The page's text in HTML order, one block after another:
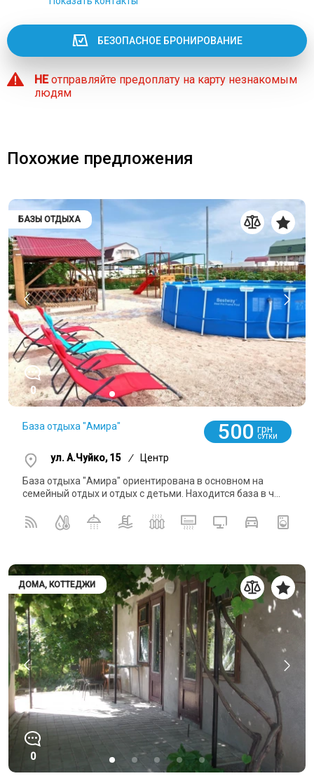
БЕЗОПАСНОЕ БРОНИРОВАНИЕ
НЕотправляйте предоплату на карту незнакомым
людям
Похожие предложения
БАЗЫ ОТДЫХА
0
База отдыха "Амира" 500 грн
СУТКИ
ул. А.Чуйко, 15 / Центр
База отдыха "Амира" ориентирована в основном на
семейный отдых и отдых с детьми. Находится база в ч...
ДОМА, КОТТЕДЖИ
0